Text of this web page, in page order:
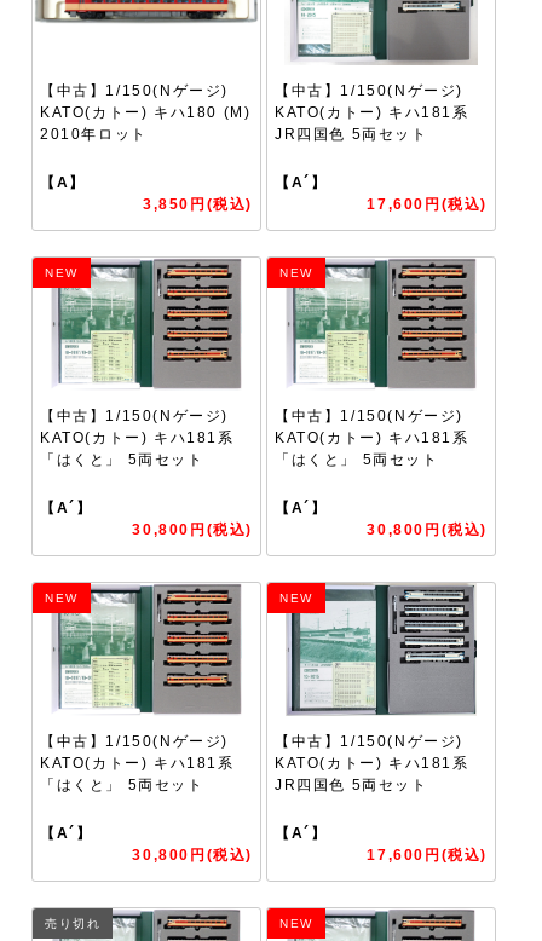
【中古】1/150(Nゲージ)
KATO(カトー) キハ180 (M)
2010年ロット
【A】
3,850円(税込)
【中古】1/150(Nゲージ)
KATO(カトー) キハ181系
JR四国色 5両セット
【A´】
17,600円(税込)
NEW
【中古】1/150(Nゲージ)
KATO(カトー) キハ181系
「はくと」 5両セット
【A´】
30,800円(税込)
NEW
【中古】1/150(Nゲージ)
KATO(カトー) キハ181系
「はくと」 5両セット
【A´】
30,800円(税込)
NEW
【中古】1/150(Nゲージ)
KATO(カトー) キハ181系
「はくと」 5両セット
【A´】
30,800円(税込)
NEW
【中古】1/150(Nゲージ)
KATO(カトー) キハ181系
JR四国色 5両セット
【A´】
17,600円(税込)
売り切れ NEW